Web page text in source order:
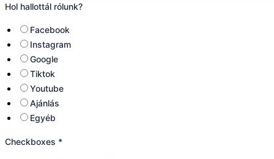
Hol hallottál rólunk?
Facebook
Instagram
Google
Tiktok
Youtube
Ajánlás
Egyéb
Checkboxes *